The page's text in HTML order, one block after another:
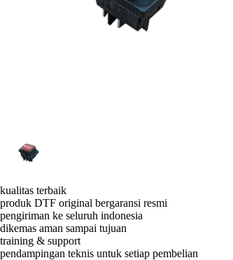
kualitas terbaik
produk DTF original bergaransi resmi
pengiriman ke seluruh indonesia
dikemas aman sampai tujuan
training & support
pendampingan teknis untuk setiap pembelian